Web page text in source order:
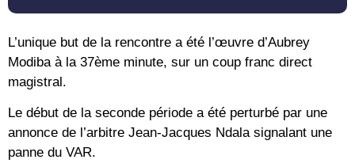
L’unique but de la rencontre a été l’œuvre d’Aubrey
Modiba à la 37ème minute, sur un coup franc direct
magistral.
Le début de la seconde période a été perturbé par une
annonce de l’arbitre Jean-Jacques Ndalasignalant une
panne du VAR.